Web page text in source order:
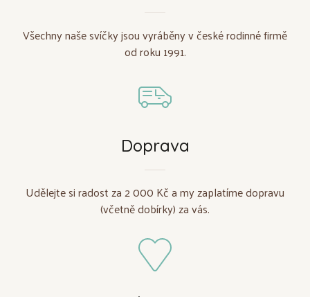
Všechny naše svíčky jsou vyráběny v české rodinné firmě
od roku 1991.
Doprava
Udělejte si radost za 2 000 Kč a my zaplatíme dopravu
(včetně dobírky) za vás.